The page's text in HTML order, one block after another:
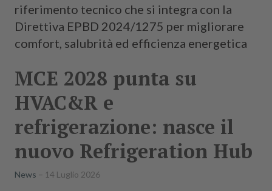
riferimento tecnico che si integra con la
Direttiva EPBD 2024/1275 per migliorare
comfort, salubrità ed efficienza energetica
MCE 2028 punta su
HVAC&R e
refrigerazione: nasce il
nuovo Refrigeration Hub
News 14 Luglio 2026